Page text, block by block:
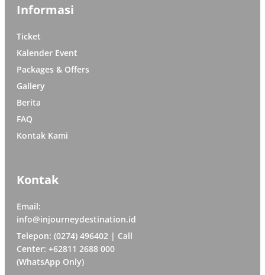
Informasi
Ticket
Kalender Event
Packages & Offers
Gallery
Berita
FAQ
Kontak Kami
Kontak
Email:
info@injourneydestination.id
Telepon: (0274) 496402 | Call
Center: +62811 2688 000
(WhatsApp Only)